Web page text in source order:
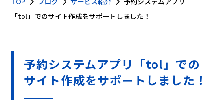
「tol」でのサイト作成をサポートしました！
予約システムアプリ「tol」での
サイト作成をサポートしました！